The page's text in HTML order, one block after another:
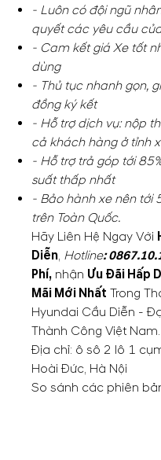
- Luôn có đội ngũ
quyết các yêu cầu
- Cam kết giá Xe tốt
dùng
- Thủ tục nhanh gọn,
đồng ký kết
- Hỗ trợ dịch vụ: nộp
cả khách hàng ở tỉnh
- Hỗ trợ trả góp tới
suất thấp nhất
- Bảo hành xe nên
trên Toàn Quốc.
Hãy Liên Hệ Ngay Với
Diễn, Hotline:
Phí, nhận Ưu Đãi Hấp
Mãi Mới Nhất Trong
Hyundai Cầu Diễn -
Thành Công Việt Nam.
Địa chỉ: ô sô 2 lô 1
Hoài Đức, Hà Nội
So sánh các phiên